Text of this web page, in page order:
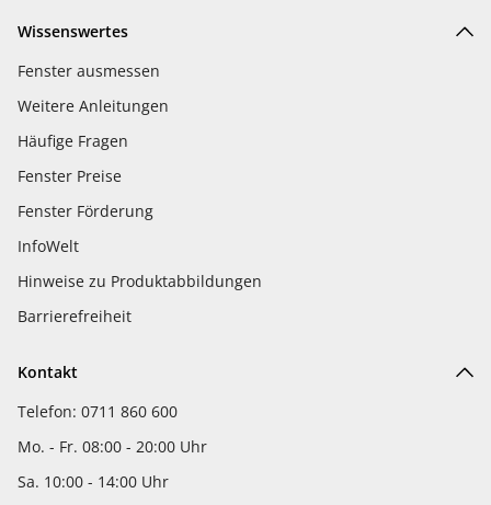
Wissenswertes
Fenster ausmessen
Weitere Anleitungen
Häufige Fragen
Fenster Preise
Fenster Förderung
InfoWelt
Hinweise zu Produktabbildungen
Barrierefreiheit
Kontakt
Telefon: 0711 860 600
Mo. - Fr. 08:00 - 20:00 Uhr
Sa. 10:00 - 14:00 Uhr